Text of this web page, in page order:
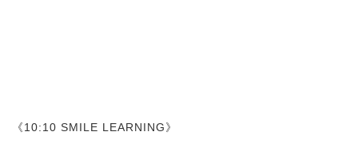
《10:10 SMILE LEARNING》